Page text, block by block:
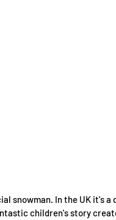
snowman. In the UK it's
children's story